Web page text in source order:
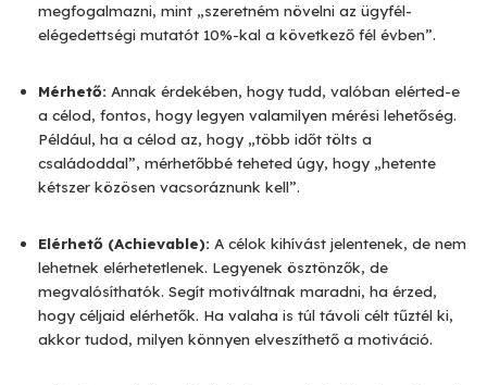
megfogalmazni, mint „szeretném növelni az ügyfél-
elégedettségi mutatót 10%-kal a következő fél évben”.
Mérhető: Annak érdekében, hogy tudd, valóban elérted-e
a célod, fontos, hogy legyen valamilyen mérési lehetőség.
Például, ha a célod az, hogy „több időt tölts a
családoddal”, mérhetőbbé teheted úgy, hogy „hetente
kétszer közösen vacsoráznunk kell”.
Elérhető (Achievable): A célok kihívást jelentenek, de nem
lehetnek elérhetetlenek. Legyenek ösztönzők, de
megvalósíthatók. Segít motiváltnak maradni, ha érzed,
hogy céljaid elérhetők. Ha valaha is túl távoli célt tűztél ki,
akkor tudod, milyen könnyen elveszíthető a motiváció.